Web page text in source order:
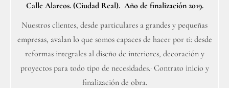
Calle Alarcos. (Ciudad Real). Año de finalización 2019.
Nuestros clientes, desde particulares a grandes y pequeñas
empresas, avalan lo que somos capaces de hacer por ti: desde
reformas integrales al diseño de interiores, decoración y
proyectos para todo tipo de necesidades.· Contrato inicio y
finalización de obra.